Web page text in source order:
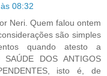
08:32
Neri. Quem falou ontem
são simples
quando atesto a
DOS ANTIGOS
isto é, de